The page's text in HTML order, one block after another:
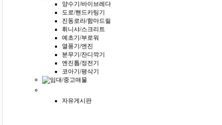
양수기/바이브레다
도로/핸드카팅기
진동로라/함마드릴
휘니샤/스크리트
예초기/부로워
열풍기/엔진
분무기/잔디깍기
엔진톱/정전기
코아기/평삭기
자유게시판